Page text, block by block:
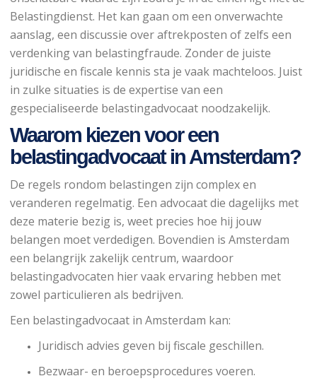
Belastingdienst. Het kan gaan om een onverwachte
aanslag, een discussie over aftrekposten of zelfs een
verdenking van belastingfraude. Zonder de juiste
juridische en fiscale kennis sta je vaak machteloos. Juist
in zulke situaties is de expertise van een
gespecialiseerde belastingadvocaat noodzakelijk.
Waarom kiezen voor een
belastingadvocaat in Amsterdam?
De regels rondom belastingen zijn complex en
veranderen regelmatig. Een advocaat die dagelijks met
deze materie bezig is, weet precies hoe hij jouw
belangen moet verdedigen. Bovendien is Amsterdam
een belangrijk zakelijk centrum, waardoor
belastingadvocaten hier vaak ervaring hebben met
zowel particulieren als bedrijven.
Een belastingadvocaat in Amsterdam kan:
Juridisch advies geven bij fiscale geschillen.
Bezwaar- en beroepsprocedures voeren.